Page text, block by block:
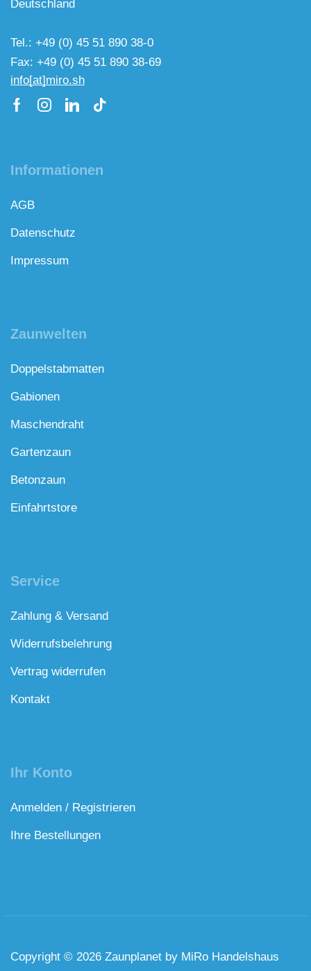
Deutschland
Tel.: +49 (0) 45 51 890 38-0
Fax: +49 (0) 45 51 890 38-69
info[at]miro.sh
Informationen
AGB
Datenschutz
Impressum
Zaunwelten
Doppelstabmatten
Gabionen
Maschendraht
Gartenzaun
Betonzaun
Einfahrtstore
Service
Zahlung & Versand
Widerrufsbelehrung
Vertrag widerrufen
Kontakt
Ihr Konto
Anmelden / Registrieren
Ihre Bestellungen
Copyright © 2026 Zaunplanet by MiRo Handelshaus